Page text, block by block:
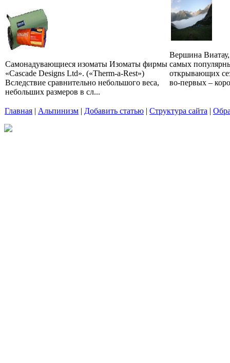
Самонадувающиеся изоматы Изоматы фирмы
«Cascade Designs Ltd». («Therm-a-Rest»)
Вследствие сравнительно небольшого веса,
небольших размеров в сл...
Вершина Виатау,
самых
открывающих
во-первых –
Главная | Альпинизм | Добавить статью | Структура сайта |